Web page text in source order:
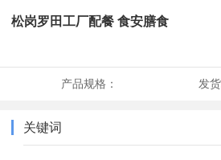
松岗罗田工厂配餐 食安膳食
产品规格： 发
关键词